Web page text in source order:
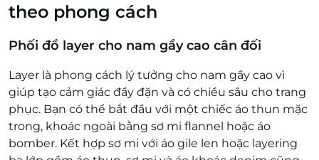
theo phong cách
Phối đồ layer cho nam gầy cao cân đối
Layer là phong cách lý tưởng cho nam gầy cao vì
giúp tạo cảm giác đầy đặn và có chiều sâu cho trang
phục. Bạn có thể bắt đầu với một chiếc áo thun mặc
trong, khoác ngoài bằng sơ mi flannel hoặc áo
bomber. Kết hợp sơ mi với áo gile len hoặc layering